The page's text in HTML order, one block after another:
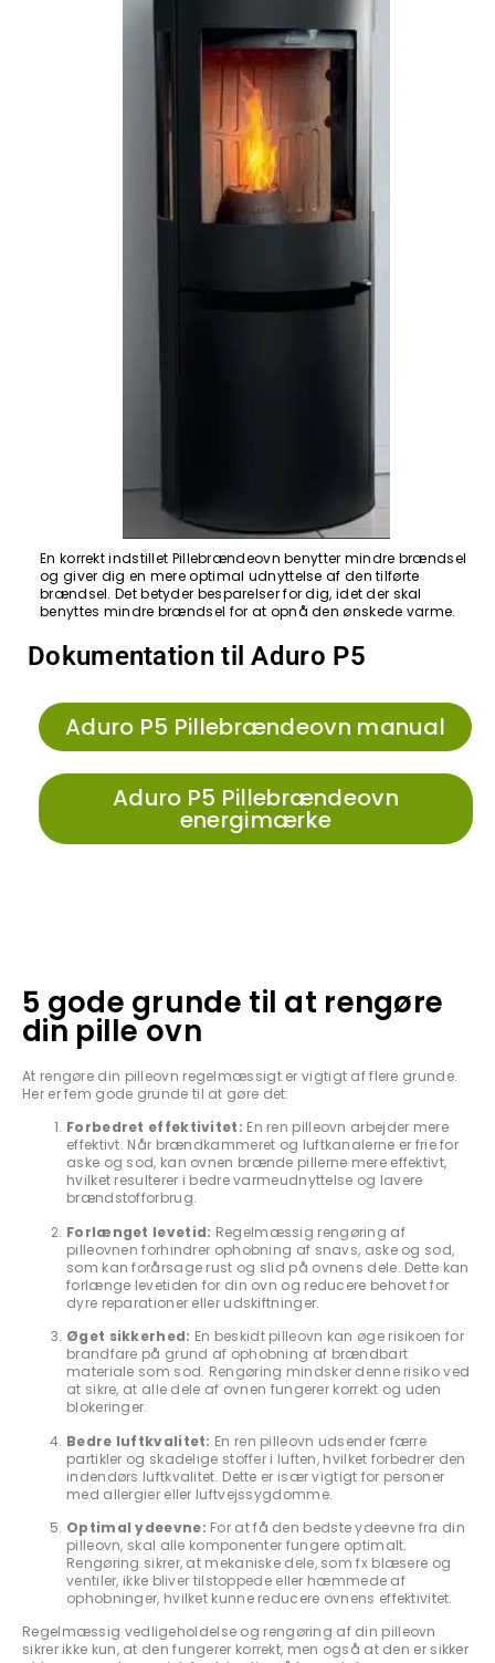
En korrekt indstillet Pillebrændeovn benytter mindre brændsel
og giver dig en mere optimal udnyttelse af den tilførte
brændsel. Det betyder besparelser for dig, idet der skal
benyttes mindre brændsel for at opnå den ønskede varme.
Dokumentation til Aduro P5
Aduro P5 Pillebrændeovn manual
Aduro P5 Pillebrændeovn
energimærke
5 gode grunde til at rengøre
din pille ovn
At rengøre din pilleovn regelmæssigt er vigtigt af flere grunde.
Her er fem gode grunde til at gøre det:
Forbedret effektivitet: En ren pilleovn arbejder mere
effektivt. Når brændkammeret og luftkanalerne er frie for
aske og sod, kan ovnen brænde pillerne mere effektivt,
hvilket resulterer i bedre varmeudnyttelse og lavere
brændstofforbrug.
Forlænget levetid: Regelmæssig rengøring af
pilleovnen forhindrer ophobning af snavs, aske og sod,
som kan forårsage rust og slid på ovnens dele. Dette kan
forlænge levetiden for din ovn og reducere behovet for
dyre reparationer eller udskiftninger.
Øget sikkerhed: En beskidt pilleovn kan øge risikoen for
brandfare på grund af ophobning af brændbart
materiale som sod. Rengøring mindsker denne risiko ved
at sikre, at alle dele af ovnen fungerer korrekt og uden
blokeringer.
Bedre luftkvalitet: En ren pilleovn udsender færre
partikler og skadelige stoffer i luften, hvilket forbedrer den
indendørs luftkvalitet. Dette er især vigtigt for personer
med allergier eller luftvejssygdomme.
Optimal ydeevne: For at få den bedste ydeevne fra din
pilleovn, skal alle komponenter fungere optimalt.
Rengøring sikrer, at mekaniske dele, som fx blæsere og
ventiler, ikke bliver tilstoppede eller hæmmede af
ophobninger, hvilket kunne reducere ovnens effektivitet.
Regelmæssig vedligeholdelse og rengøring af din pilleovn
sikrer ikke kun, at den fungerer korrekt, men også at den er sikker